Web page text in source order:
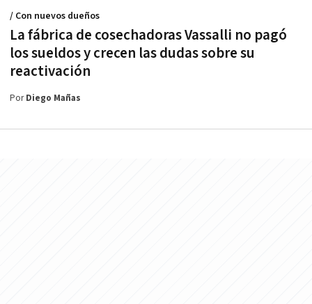
La fábrica de cosechadoras Vassalli no pagó
los sueldos y crecen las dudas sobre su
reactivación
/ Con nuevos dueños
PorDiego Mañas